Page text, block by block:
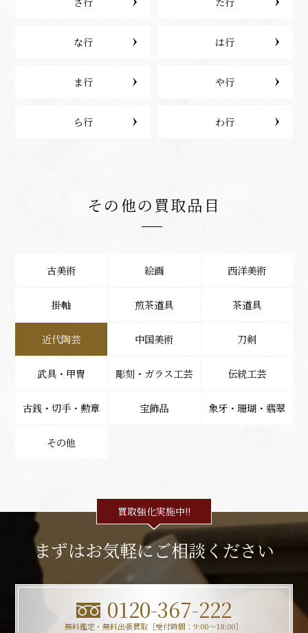
な行 は行
ま行 や行
ら行 わ行
その他の買取品目
古美術 絵画 西洋美術
掛軸 煎茶道具 茶道具
近代陶芸 中国美術 刀剣
武具・甲冑 彫刻・ガラス工芸 伝統工芸
古銭・切手・勲章 宝飾品 象牙・珊瑚・翡翠
その他
買取強化実施中!!
まずはお気軽にご相談ください
0120-367-222
無料鑑定・無料出張買取［受付時間：9:00〜18:00］